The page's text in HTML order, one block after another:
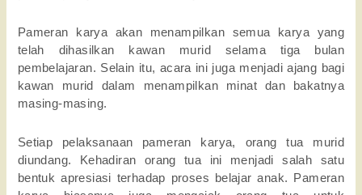
Pameran karya akan menampilkan semua karya yang
telah dihasilkan kawan murid selama tiga bulan
pembelajaran. Selain itu, acara ini juga menjadi ajang bagi
kawan murid dalam menampilkan minat dan bakatnya
masing-masing.
Setiap pelaksanaan pameran karya, orang tua murid
diundang. Kehadiran orang tua ini menjadi salah satu
bentuk apresiasi terhadap proses belajar anak. Pameran